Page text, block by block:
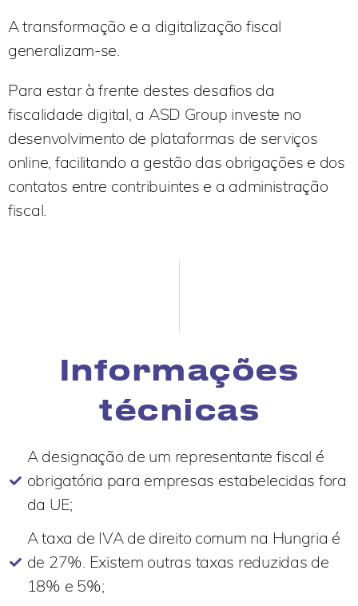
A transformação e a digitalização fiscal
generalizam-se.
Para estar à frente destes desafios da
fiscalidade digital, a ASD Group investe no
desenvolvimento de plataformas de serviços
online, facilitando a gestão das obrigações e dos
contatos entre contribuintes e a administração
fiscal.
Informações
técnicas
A designação de um representante fiscal é
obrigatória para empresas estabelecidas fora
da UE;
A taxa de IVA de direito comum na Hungria é
de 27%. Existem outras taxas reduzidas de
18% e 5%;